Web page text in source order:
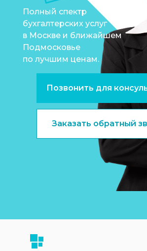
Полный спектр
бухгалтерских услуг
в Москве и ближайшем
Подмосковье
по лучшим ценам.
Позвонить для
Заказать обратный